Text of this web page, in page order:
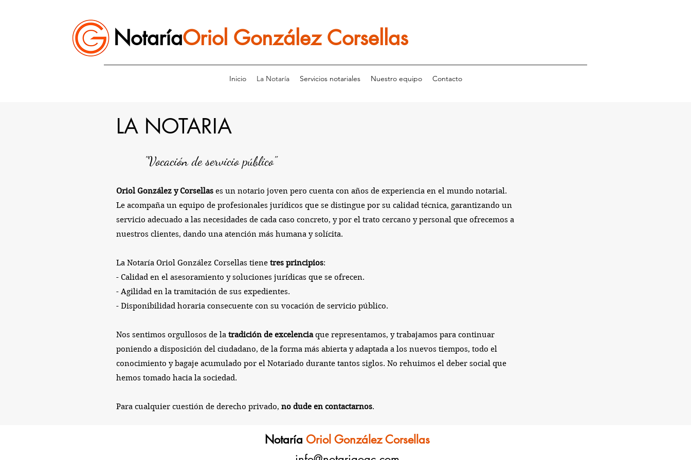
NotaríaOriol González Corsellas
Inicio La Notaría Servicios notariales Nuestro equipo Contacto
LA NOTARIA
"Vocación de servicio público"
Oriol González y Corsellas es un notario joven pero cuenta con años de experiencia en el mundo notarial.
Le acompaña un equipo de profesionales jurídicos que se distingue por su calidad técnica, garantizando un
servicio adecuado a las necesidades de cada caso concreto, y por el trato cercano y personal que ofrecemos a
nuestros clientes, dando una atención más humana y solícita.
La Notaría Oriol González Corsellas tiene tres principios:
- Calidad en el asesoramiento y soluciones jurídicas que se ofrecen.
- Agilidad en la tramitación de sus expedientes.
- Disponibilidad horaria consecuente con su vocación de servicio público.
Nos sentimos orgullosos de la tradición de excelenciaque representamos, y trabajamos para continuar
poniendo a disposición del ciudadano, de la forma más abierta y adaptada a los nuevos tiempos, todo el
conocimiento y bagaje acumulado por el Notariado durante tantos siglos. No rehuimos el deber social que
hemos tomado hacia la sociedad.
Para cualquier cuestión de derecho privado, no dude en contactarnos.
Notaría Oriol González Corsellas